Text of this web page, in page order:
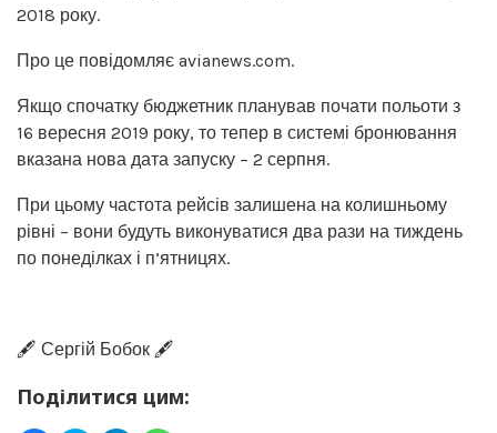
2018 року.
Про це повідомляє avianews.com.
Якщо спочатку бюджетник планував почати польоти з
16 вересня 2019 року, то тепер в системі бронювання
вказана нова дата запуску – 2 серпня.
При цьому частота рейсів залишена на колишньому
рівні – вони будуть виконуватися два рази на тиждень
по понеділках і п’ятницях.
🖋️ Сергій Бобок 🖋️
Поділитися цим: